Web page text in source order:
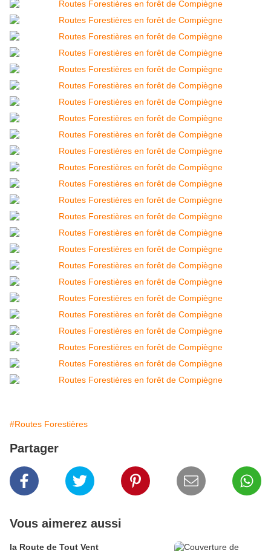
#Routes Forestières
Partager
Vous aimerez aussi
la Route de Tout Vent